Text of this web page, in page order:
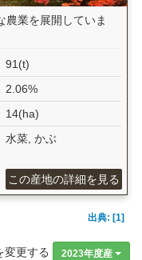
農業を展開していま
91(t)
2.06%
14(ha)
水菜, かぶ
この産地の詳細を見る
出典: [1]
変更する 2023年度産